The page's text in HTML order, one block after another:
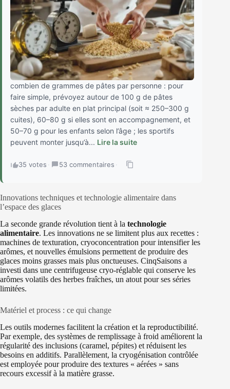
combien de grammes de pâtes par personne : pour
faire simple, prévoyez autour de 100 g de pâtes
sèches par adulte en plat principal (soit ≈ 250–300 g
cuites), 60–80 g si elles sont en accompagnement, et
50–70 g pour les enfants selon l’âge ; les sportifs
peuvent monter jusqu’à... Lire la suite
35 votes · 53 commentaires ·
Innovations techniques et technologie alimentaire dans
l’espace des glaces
La seconde grande révolution tient à la technologie
alimentaire. Les innovations ne se limitent plus aux recettes :
machines de texturation, cryoconcentration pour intensifier les
arômes, et nouvelles émulsions permettent de produire des
glaces moins grasses mais plus onctueuses. CinqSaisons a
investi dans une centrifugeuse cryo‑réglable qui conserve les
arômes volatils des herbes fraîches, un atout pour ses séries
limitées.
Matériel et process : ce qui change
Les outils modernes facilitent la création et la reproductibilité.
Par exemple, des systèmes de remplissage à froid améliorent la
régularité des inclusions (caramel, pépites) et réduisent les
besoins en additifs. Parallèlement, la cryogénisation contrôlée
est employée pour produire des textures « aérées » sans
recours excessif à la matière grasse.